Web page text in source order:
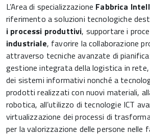
L’Area di specializzazione Fabbrica
riferimento a soluzioni tecnologiche
i processi produttivi, supportare i
industriale, favorire la collaborazione
attraverso tecniche avanzate di
gestione integrata della logistica in
dei sistemi informativi nonché a
prodotti realizzati con nuovi materiali,
robotica, all’utilizzo di tecnologie ICT
virtualizzazione dei processi di
per la valorizzazione delle persone nelle